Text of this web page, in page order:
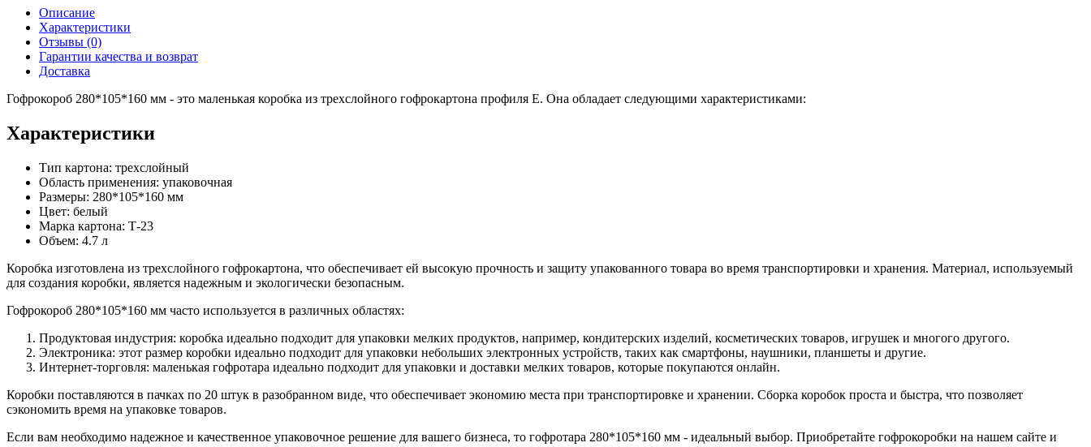
Описание
Характеристики
Отзывы (0)
Гарантии качества и возврат
Доставка
Гофрокороб 280*105*160 мм - это маленькая коробка из трехслойного гофрокартона профиля Е. Она обладает следующими характеристиками:
Характеристики
Тип картона: трехслойный
Область применения: упаковочная
Размеры: 280*105*160 мм
Цвет: белый
Марка картона: Т-23
Объем: 4.7 л
Коробка изготовлена из трехслойного гофрокартона, что обеспечивает ей высокую прочность и защиту упакованного товара во время транспортировки и хранения. Материал, используемый
для создания коробки, является надежным и экологически безопасным.
Гофрокороб 280*105*160 мм часто используется в различных областях:
Продуктовая индустрия: коробка идеально подходит для упаковки мелких продуктов, например, кондитерских изделий, косметических товаров, игрушек и многого другого.
Электроника: этот размер коробки идеально подходит для упаковки небольших электронных устройств, таких как смартфоны, наушники, планшеты и другие.
Интернет-торговля: маленькая гофротара идеально подходит для упаковки и доставки мелких товаров, которые покупаются онлайн.
Коробки поставляются в пачках по 20 штук в разобранном виде, что обеспечивает экономию места при транспортировке и хранении. Сборка коробок проста и быстра, что позволяет
сэкономить время на упаковке товаров.
Если вам необходимо надежное и качественное упаковочное решение для вашего бизнеса, то гофротара 280*105*160 мм - идеальный выбор. Приобретайте гофрокоробки на нашем сайте и